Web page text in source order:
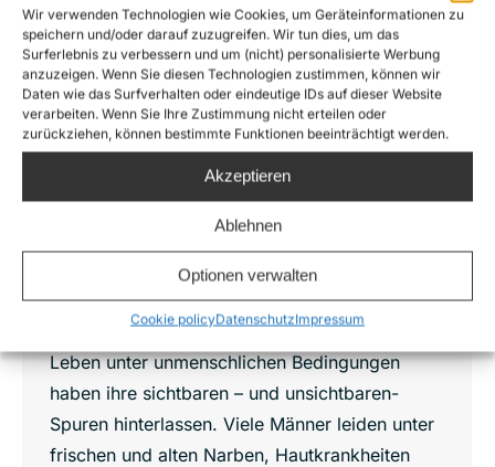
Wir verwenden Technologien wie Cookies, um Geräteinformationen zu
speichern und/oder darauf zuzugreifen. Wir tun dies, um das
Surferlebnis zu verbessern und um (nicht) personalisierte Werbung
anzuzeigen. Wenn Sie diesen Technologien zustimmen, können wir
Daten wie das Surfverhalten oder eindeutige IDs auf dieser Website
verarbeiten. Wenn Sie Ihre Zustimmung nicht erteilen oder
zurückziehen, können bestimmte Funktionen beeinträchtigt werden.
Akzeptieren
Ablehnen
Optionen verwalten
Cookie policyDatenschutzImpressum
Einsatzbericht 24. September 2016: Der
Hölle entflohen
News,Sea-Watch 2 Von Joshua Krüger
Ein weiterer Tag neigt sich vor der libyschen
Küste dem Ende zu. Was die Menschen uns
heute über ihre Vergangenheit erzählt haben,
ruft Entsetzen hervor: Jahrelange
Gefangenschaft und Folter in Libyen und ein
Leben unter unmenschlichen Bedingungen
haben ihre sichtbaren – und unsichtbaren-
Spuren hinterlassen. Viele Männer leiden unter
frischen und alten Narben, Hautkrankheiten